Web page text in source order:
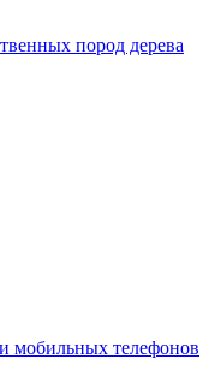
пород дерева
мобильных телефонов